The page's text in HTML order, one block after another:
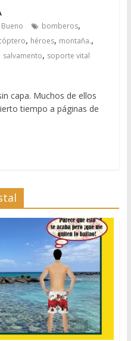
bomberos,
, héroes, montaña.,
salvamento, soporte vital
capa. Muchos de ellos
tiempo a páginas de